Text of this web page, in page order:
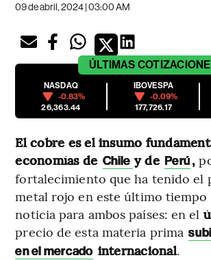
09 de abril, 2024 | 03:00 AM
ÚLTIMAS
NASDAQ
-0.83%
26,363.44
IBOVESPA
-0.09%
177,726.17
El cobre es el insumo
economías de Chile y de Perú,
fortalecimiento que ha tenido el
metal rojo en este último tiempo
noticia para ambos países: en el
precio de esta materia prima
en el mercado internacional.